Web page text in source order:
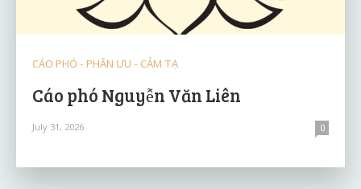
CÁO PHÓ - PHÂN ƯU - CẢM TẠ
Cáo phó Nguyễn Văn Liên
July 31, 2026 0